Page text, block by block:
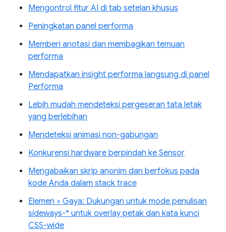
Mengontrol fitur AI di tab setelan khusus
Peningkatan panel performa
Memberi anotasi dan membagikan temuan
performa
Mendapatkan insight performa langsung di panel
Performa
Lebih mudah mendeteksi pergeseran tata letak
yang berlebihan
Mendeteksi animasi non-gabungan
Konkurensi hardware berpindah ke Sensor
Mengabaikan skrip anonim dan berfokus pada
kode Anda dalam stack trace
Elemen > Gaya: Dukungan untuk mode penulisan
sideways-* untuk overlay petak dan kata kunci
CSS-wide